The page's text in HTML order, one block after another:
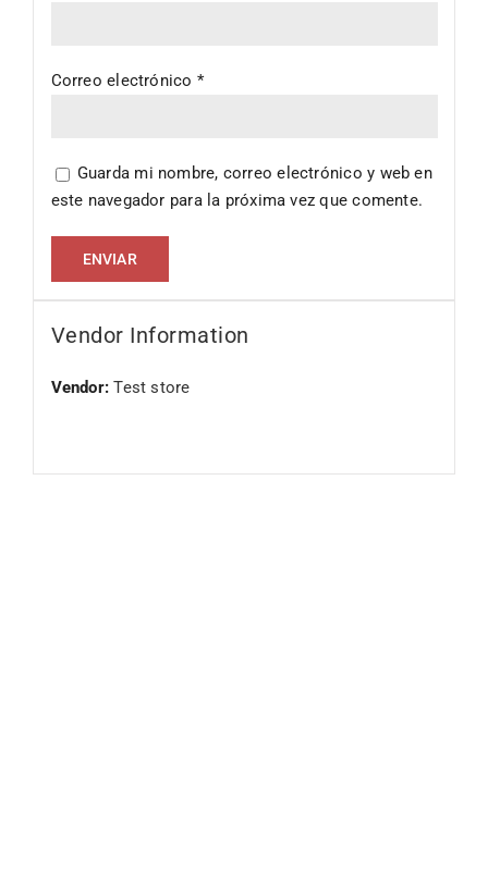
Correo electrónico *
Guarda mi nombre, correo electrónico y web en
este navegador para la próxima vez que comente.
Vendor Information
Vendor:Test store